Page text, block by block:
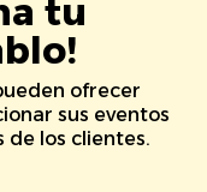
tu
ofrecer
sus eventos
los clientes.